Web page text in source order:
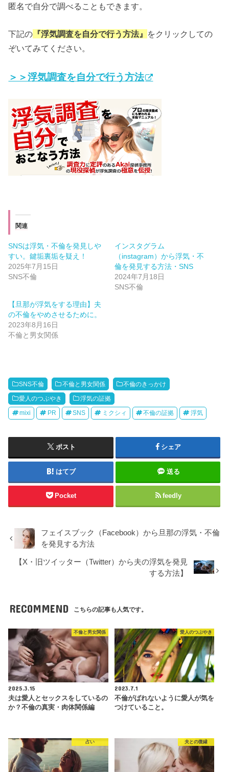
匿名で自分で調べることもできます。
下記の 『浮気調査を自分で行う方法』 をクリックしての
ぞいてみてください。
＞＞浮気調査を自分で行う方法
関連
SNSは浮気・不倫を発見しや
すい。鍵垢裏垢を疑え！
2025年7月15日
SNS不倫
インスタグラム
（instagram）から浮気・不
倫を発見する方法・SNS
2024年7月18日
SNS不倫
【旦那が浮気をする理由】夫
の不倫をやめさせるために。
2023年8月16日
不倫と男女関係
SNS不倫 不倫と男女関係 不倫のきっかけ
愛人のつぶやき 浮気の証拠
mixi PR SNS ミクシィ 不倫の証拠 浮気
ポスト シェア
はてブ 送る
Pocket feedly
フェイスブック（Facebook）から旦那の浮気・不倫
を発見する方法
【X・旧ツイッター（Twitter）から夫の浮気を発見
する方法】
RECOMMEND こちらの記事も人気です。
不倫と男女関係
2025.3.15
夫は愛人とセックスをしているの
か？不倫の真実・肉体関係編
愛人のつぶやき
2023.7.1
不倫がばれないように愛人が気を
つけていること。
占い 夫との復縁